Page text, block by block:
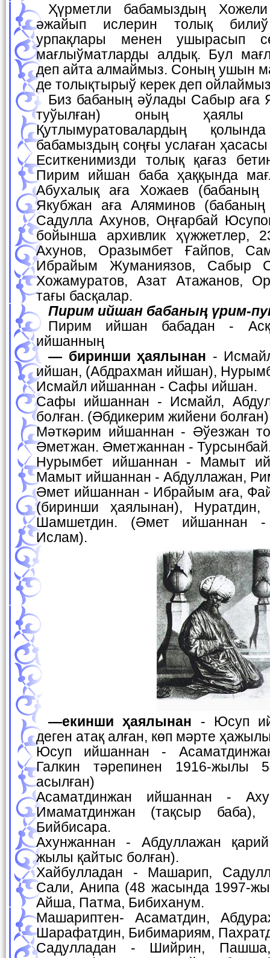
Ҳүрметли бабамыздың Хожели халқына ислеген
әжайып ислерин толық
урпақлары менен ушырасып
мағлыўматларды алдық. Бул
деп айта алмаймыз. Соның ушын
де толықтырыў керек деп
Биз бабаның әўлады Сабыр аға Якубов, (1926-жылы
туўылған) оның ҳаялы
Қутлымуратовалардың
бабамыздың соңғы услаған
Еситкенимизди толық қағаз
Пирим ийшан баба ҳаққында
Абухалық аға Хожаев
Якубжан аға Аляминов
Садулла Ахунов, Оңғарбай
бойынша архивлик ҳүжжетлер,
Ахунов, Оразымбет Ғайпов,
Ибрайым Жуманиязов, Сабыр
Хожамуратов, Азат Атажанов,
тағы басқалар.
Пирим ийшан бабаның үрим-
Пирим ийшан бабадан - Асқар ийшан. Асқар
ийшанның
— биринши ҳаялынан -
ийшан, (Абдрахман ийшан),
Исмайл ийшаннан - Сафы ийшан.
Сафы ийшаннан - Исмайл,
болған. (Әбдикерим жийени
Мәткәрим ийшаннан - Әўезжан
Әметжан. Әметжаннан -
Нурымбет ийшаннан - Мамыт
Мамыт ийшаннан - Абдуллажан,
Әмет ийшаннан - Ибрайым аға,
(биринши ҳаялынан),
Шамшетдин. (Әмет ийшаннан
Ислам).
—екинши ҳаялынан - Юсуп
деген атақ алған, көп мәрте
Юсуп ийшаннан -
Галкин тәрепинен 1916-жылы
асылған)
Асаматдинжан ийшаннан -
Имаматдинжан (тақсыр
Бийбисара.
Ахунжаннан - Абдуллажан
жылы қайтыс болған).
Хайбулладан - Машарип,
Сали, Анипа (48 жасында 1997-
Айша, Патма, Бибиханум.
Машариптен- Асаматдин,
Шарафатдин, Бибимариям,
Садулладан - Шийрин,